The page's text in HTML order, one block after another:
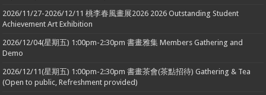
2026/11/27-2026/12/11 桃李春風畫展2026 2026 Outstanding Student
Achievement Art Exhibition
2026/12/04(星期五) 1:00pm-2:30pm 書畫雅集 Members Gathering and
Demo
2026/12/11(星期五) 1:00pm-2:30pm 書畫茶會(茶點招待) Gathering & Tea
(Open to public, Refreshment provided)